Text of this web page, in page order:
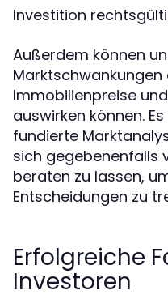
Investition
Außerdem können
Immobilienpreise
auswirken können.
fundierte
sich gegebenenfalls
beraten zu lassen,
Entscheidungen zu
Erfolgreiche
Investoren